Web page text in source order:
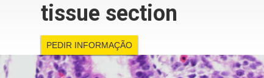
tissue section
PEDIR INFORMAÇÃO